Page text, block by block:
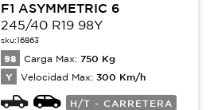
F1 ASYMMETRIC 6
245/40 R19 98Y
sku:16863
98 Carga Max: 750 Kg
Y Velocidad Max: 300 Km/h
H/T - CARRETERA